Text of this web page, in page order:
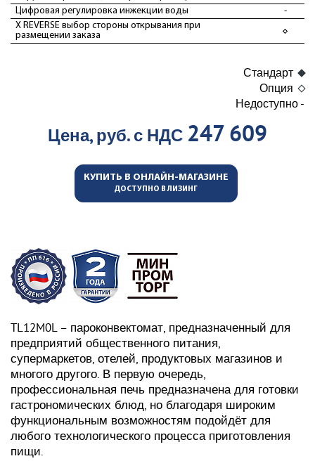
Цифровая регулировка инжекции воды
-
X REVERSE выбор стороны открывания при
размещении заказа
Стандарт
Опция
Недоступно -
Цена, руб. с НДС 247 609
КУПИТЬ В ОНЛАЙН-МАГАЗИНЕ
ДОСТУПНО В ЛИЗИНГ
TL12M0L – пароконвектомат, предназначенный для
предприятий общественного питания,
супермаркетов, отелей, продуктовых магазинов и
многого другого. В первую очередь,
профессиональная печь предназначена для готовки
гастрономических блюд, но благодаря широким
функциональным возможностям подойдёт для
любого технологического процесса приготовления
пищи.